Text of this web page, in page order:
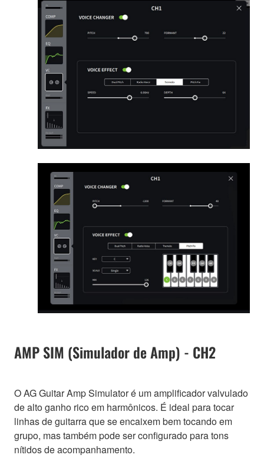
AMP SIM (Simulador de Amp) - CH2
O AG Guitar Amp Simulator é um amplificador valvulado
de alto ganho rico em harmônicos. É ideal para tocar
linhas de guitarra que se encaixem bem tocando em
grupo, mas também pode ser configurado para tons
nítidos de acompanhamento.